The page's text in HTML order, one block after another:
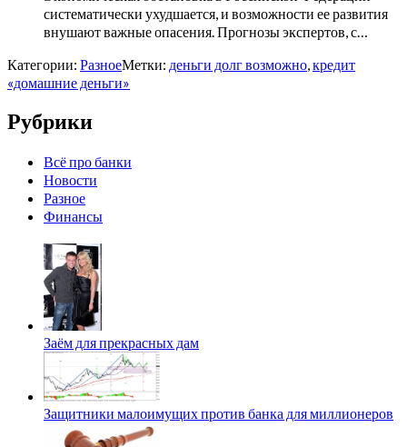
систематически ухудшается, и возможности ее развития
внушают важные опасения. Прогнозы экспертов, с…
Категории: РазноеМетки: деньги долг возможно,кредит
«домашние деньги»
Рубрики
Всё про банки
Новости
Разное
Финансы
Заём для прекрасных дам
Защитники малоимущих против банка для миллионеров